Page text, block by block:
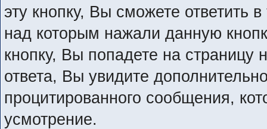
эту кнопку, Вы сможете ответить
над которым нажали данную
кнопку, Вы попадете на страницу
ответа, Вы увидите
процитированного сообщения,
усмотрение.